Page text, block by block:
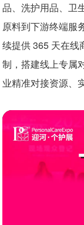
品、洗护用品、卫
原料到下游终端服
续提供 365 天在线
制，搭建线上专属
业精准对接资源、
展会面积
20,000